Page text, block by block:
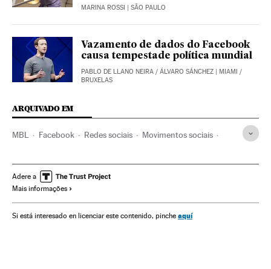
MARINA ROSSI | SÃO PAULO
Vazamento de dados do Facebook
causa tempestade política mundial
PABLO DE LLANO NEIRA / ÁLVARO SÁNCHEZ | MIAMI /
BRUXELAS
ARQUIVADO EM
MBL Facebook Redes sociais Movimentos sociais
Comunicações Sociedade
Adere a
Mais informações
Si está interesado en licenciar este contenido, pinche aquí